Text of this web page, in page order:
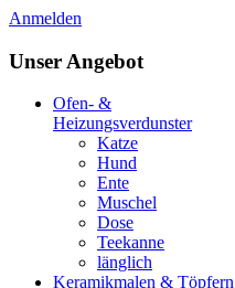
Anmelden
Unser Angebot
Ofen- &
Heizungsverdunster
Katze
Hund
Ente
Muschel
Dose
Teekanne
länglich
Keramikmalen & Töpfern